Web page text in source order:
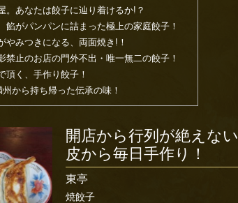
あなたは餃子に辿り着けるか!？
がパンパンに詰まった極上の家庭餃子！
みつきになる、両面焼き!！
止のお店の門外不出・唯一無二の餃子！
く、手作り餃子！
から持ち帰った伝承の味！
開店から行列が絶えな
皮から毎日手作り！
東亭
焼餃子